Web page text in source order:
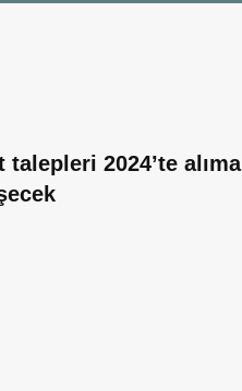
talepleri 2024’te alıma